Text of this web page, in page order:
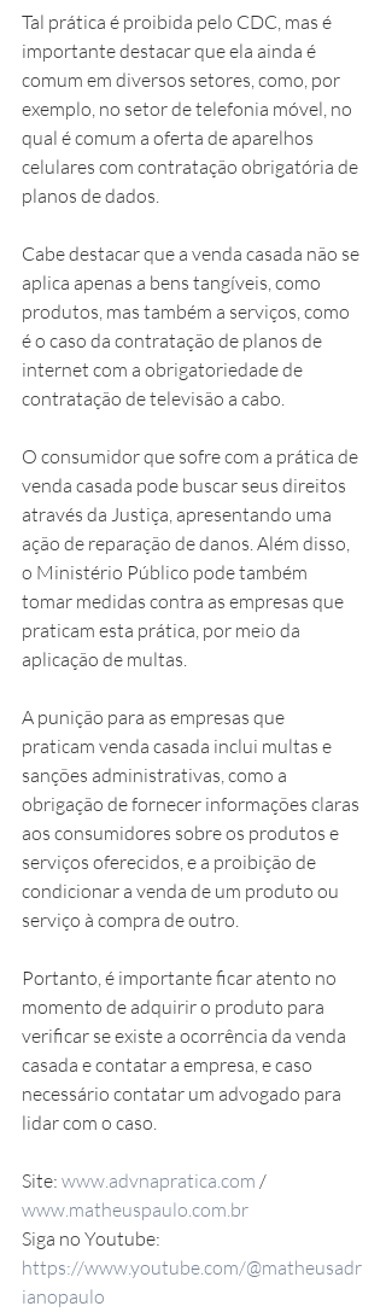
Tal prática é proibida pelo CDC, mas é
importante destacar que ela ainda é
comum em diversos setores, como, por
exemplo, no setor de telefonia móvel, no
qual é comum a oferta de aparelhos
celulares com contratação obrigatória de
planos de dados.
Cabe destacar que a venda casada não se
aplica apenas a bens tangíveis, como
produtos, mas também a serviços, como
é o caso da contratação de planos de
internet com a obrigatoriedade de
contratação de televisão a cabo.
O consumidor que sofre com a prática de
venda casada pode buscar seus direitos
através da Justiça, apresentando uma
ação de reparação de danos. Além disso,
o Ministério Público pode também
tomar medidas contra as empresas que
praticam esta prática, por meio da
aplicação de multas.
A punição para as empresas que
praticam venda casada inclui multas e
sanções administrativas, como a
obrigação de fornecer informações claras
aos consumidores sobre os produtos e
serviços oferecidos, e a proibição de
condicionar a venda de um produto ou
serviço à compra de outro.
Portanto, é importante ficar atento no
momento de adquirir o produto para
verificar se existe a ocorrência da venda
casada e contatar a empresa, e caso
necessário contatar um advogado para
lidar com o caso.
Site: www.advnapratica.com /
www.matheuspaulo.com.br
Siga no Youtube:
https://www.youtube.com/@matheusadr
ianopaulo